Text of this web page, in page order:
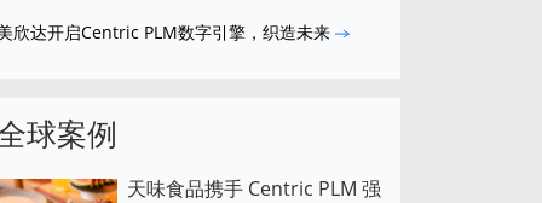
欣达开启Centric PLM数字引擎，织造未来
球案例
天味食品携手 Centric PLM 强